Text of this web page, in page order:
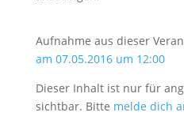
Aufnahme aus dieser
am 07.05.2016 um 12:00
Dieser Inhalt ist nur für
sichtbar. Bitte melde dich